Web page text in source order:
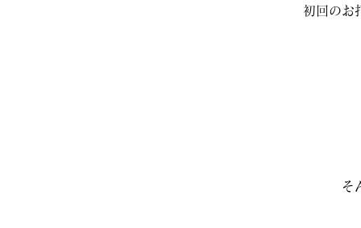
初回のお
そ